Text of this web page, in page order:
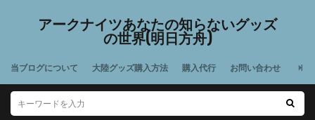
アークナイツあなたの知らないグッズ
の世界(明日方舟)
当ブログについて 大陸グッズ購入方法 購入代行 お問い合わせ